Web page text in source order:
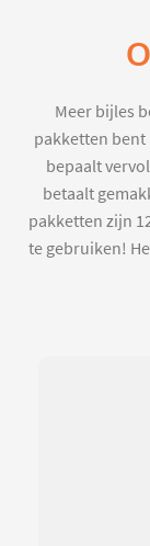
Meer bijles
pakketten bent
bepaalt
betaalt
pakketten zijn
te gebruiken!